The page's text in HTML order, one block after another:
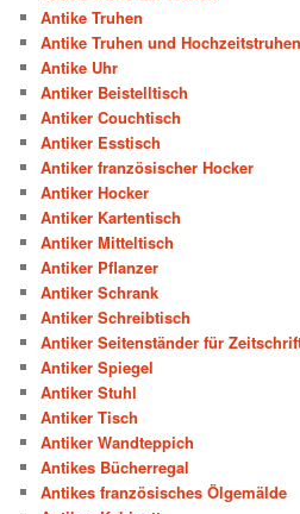
Antike Truhen
Antike Truhen und Hochzeitstruhen
Antike Uhr
Antiker Beistelltisch
Antiker Couchtisch
Antiker Esstisch
Antiker französischer Hocker
Antiker Hocker
Antiker Kartentisch
Antiker Mitteltisch
Antiker Pflanzer
Antiker Schrank
Antiker Schreibtisch
Antiker Seitenständer für
Antiker Spiegel
Antiker Stuhl
Antiker Tisch
Antiker Wandteppich
Antikes Bücherregal
Antikes französisches Ölgemälde